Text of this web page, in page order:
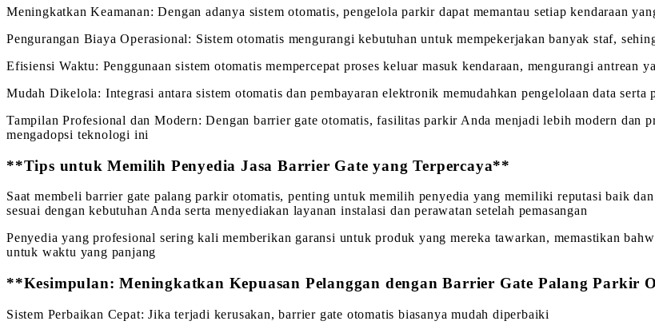
Meningkatkan Keamanan: Dengan adanya sistem otomatis, pengelola parkir dapat memantau setiap kendaraan
Pengurangan Biaya Operasional: Sistem otomatis mengurangi kebutuhan untuk mempekerjakan banyak staf,
Efisiensi Waktu: Penggunaan sistem otomatis mempercepat proses keluar masuk kendaraan, mengurangi
Mudah Dikelola: Integrasi antara sistem otomatis dan pembayaran elektronik memudahkan pengelolaan data serta
Tampilan Profesional dan Modern: Dengan barrier gate otomatis, fasilitas parkir Anda menjadi lebih modern dan
mengadopsi teknologi ini
**Tips untuk Memilih Penyedia Jasa Barrier Gate yang Terpercaya**
Saat membeli barrier gate palang parkir otomatis, penting untuk memilih penyedia yang memiliki reputasi baik
sesuai dengan kebutuhan Anda serta menyediakan layanan instalasi dan perawatan setelah pemasangan
Penyedia yang profesional sering kali memberikan garansi untuk produk yang mereka tawarkan, memastikan
untuk waktu yang panjang
**Kesimpulan: Meningkatkan Kepuasan Pelanggan dengan Barrier Gate Palang Parkir
Sistem Perbaikan Cepat: Jika terjadi kerusakan, barrier gate otomatis biasanya mudah diperbaiki